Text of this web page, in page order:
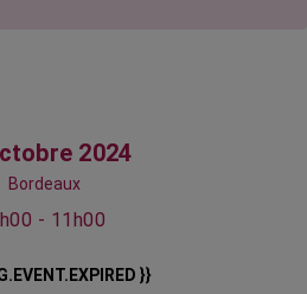
2024
Bordeaux
- 11h00
}}